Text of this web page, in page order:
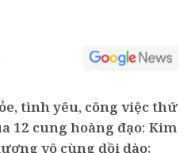
tình yêu, công việc thứ
12 cung hoàng đạo: Kim
vô cùng dồi dào;